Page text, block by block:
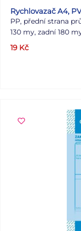
Rychlovazač A4,
PP, přední strana
130 my, zadní 180
19 Kč